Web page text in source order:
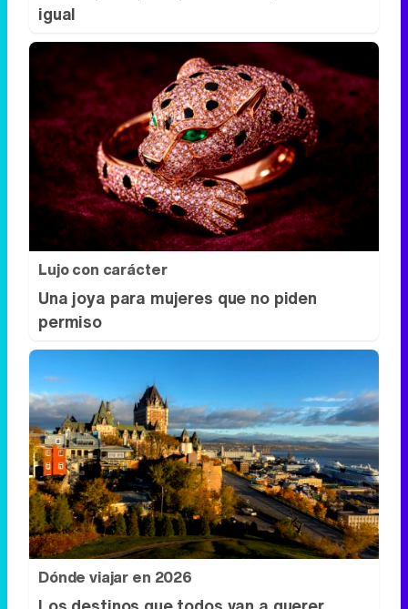
igual
Lujo con carácter
Una joya para mujeres que no piden
permiso
Dónde viajar en 2026